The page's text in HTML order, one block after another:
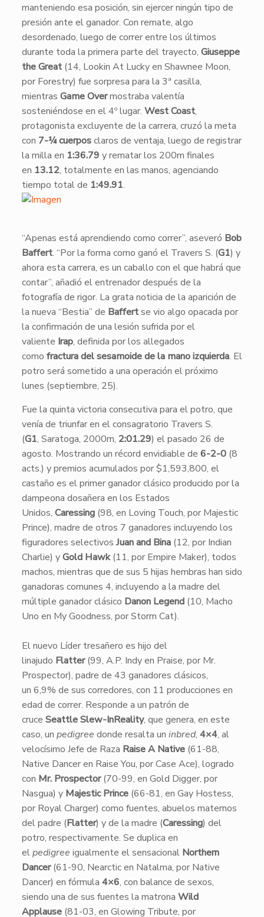
manteniendo esa posición, sin ejercer ningún tipo de
presión ante el ganador. Con remate, algo
desordenado, luego de correr entre los últimos
durante toda la primera parte del trayecto, Giuseppe
the Great(14, Lookin At Lucky en Shawnee Moon,
por Forestry) fue sorpresa para la 3ª casilla,
mientras Game Overmostraba valentía
sosteniéndose en el 4º lugar. West Coast,
protagonista excluyente de la carrera, cruzó la meta
con 7-¼ cuerposclaros de ventaja, luego de registrar
la milla en 1:36.79 y rematar los 200m finales
en 13.12, totalmente en las manos, agenciando
tiempo total de 1:49.91.
​“Apenas está aprendiendo como correr”, aseveró Bob
Baffert. “Por la forma como ganó el Travers S. (G1) y
ahora esta carrera, es un caballo con el que habrá que
contar”, añadió el entrenador después de la
fotografía de rigor. La grata noticia de la aparición de
la nueva “Bestia” de Baffertse vio algo opacada por
la confirmación de una lesión sufrida por el
valiente Irap, definida por los allegados
como fractura del sesamoide de la mano izquierda. El
potro será sometido a una operación el próximo
lunes (septiembre, 25).
Fue la quinta victoria consecutiva para el potro, que
venía de triunfar en el consagratorio Travers S.
(G1, Saratoga, 2000m, 2:01.29) el pasado 26 de
agosto. Mostrando un récord envidiable de 6-2-0(8
acts.) y premios acumulados por $1,593,800, el
castaño es el primer ganador clásico producido por la
dampeona dosañera en los Estados
Unidos, Caressing(98, en Loving Touch, por Majestic
Prince), madre de otros 7 ganadores incluyendo los
figuradores selectivos Juan and Bina(12, por Indian
Charlie) yGold Hawk(11, por Empire Maker), todos
machos, mientras que de sus 5 hijas hembras han sido
ganadoras comunes 4, incluyendo a la madre del
múltiple ganador clásico Danon Legend(10, Macho
Uno en My Goodness, por Storm Cat).
El nuevo Líder tresañero es hijo del
linajudo Flatter(99, A.P. Indy en Praise, por Mr.
Prospector), padre de 43 ganadores clásicos,
un 6,9% de sus corredores, con 11 producciones en
edad de correr. Responde a un patrón de
cruce Seattle Slew-InReality, que genera, en este
caso, un pedigree donde resalta un inbred, 4×4, al
velocísimo Jefe de Raza Raise A Native(61-88,
Native Dancer en Raise You, por Case Ace), logrado
con Mr. Prospector(70-99, en Gold Digger, por
Nasgua) y Majestic Prince(66-81, en Gay Hostess,
por Royal Charger) como fuentes, abuelos maternos
del padre (Flatter) y de la madre (Caressing) del
potro, respectivamente. Se duplica en
elpedigree igualmente el sensacional Northern
Dancer(61-90, Nearctic en Natalma, por Native
Dancer) en fórmula 4×6, con balance de sexos,
siendo una de sus fuentes la matrona Wild
Applause(81-03, en Glowing Tribute, por